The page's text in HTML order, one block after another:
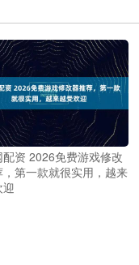
资 2026免费游戏修改
第一款就很实用，越来
迎